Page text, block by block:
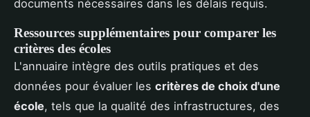
documents nécessaires dans les délais requis.
Ressources supplémentaires pour comparer les
critères des écoles
L'annuaire intègre des outils pratiques et des
données pour évaluer les critères de choix d'une
école, tels que la qualité des infrastructures, des